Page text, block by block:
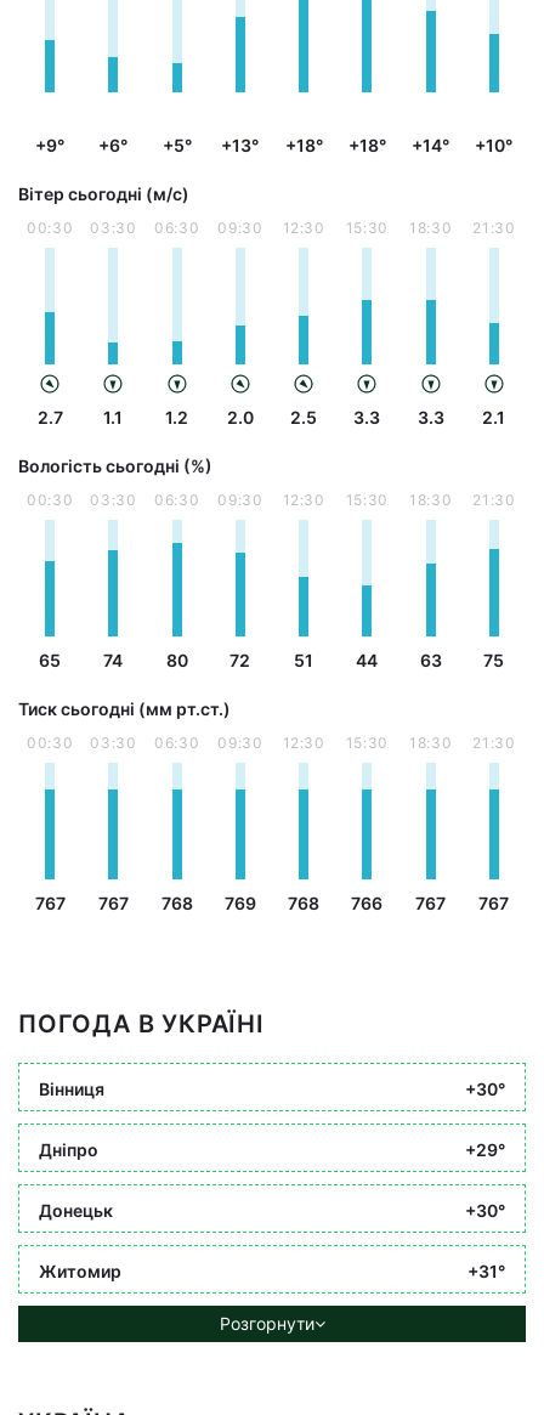
+9° +6° +5° +13° +18° +18° +14° +10°
Вітер сьогодні (м/с)
00:30
2.7
03:30
1.1
06:30
1.2
09:30
2.0
12:30
2.5
15:30
3.3
18:30
3.3
21:30
2.1
Вологість сьогодні (%)
00:30
65
03:30
74
06:30
80
09:30
72
12:30
51
15:30
44
18:30
63
21:30
75
Тиск сьогодні (мм рт.ст.)
00:30
767
03:30
767
06:30
768
09:30
769
12:30
768
15:30
766
18:30
767
21:30
767
ПОГОДА В УКРАЇНІ
Вінниця +30°
Дніпро +29°
Донецьк +30°
Житомир +31°
Розгорнути